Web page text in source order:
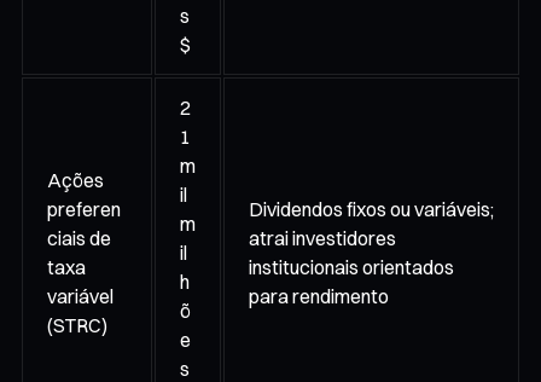
s
$
Ações
preferen
ciais de
taxa
variável
(STRC)
2
1
m
il
m
il
h
õ
e
s
Dividendos fixos ou variáveis;
atrai investidores
institucionais orientados
para rendimento